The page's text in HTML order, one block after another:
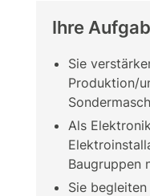
Ihre
Sie
Produktion/
Als
Baugruppen
Sie